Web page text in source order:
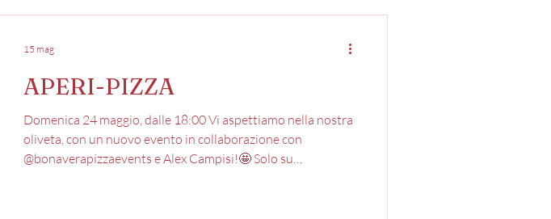
APERI-PIZZA
Domenica 24 maggio, dalle 18:00 Vi aspettiamo nella nostra
oliveta, con un nuovo evento in collaborazione con
@bonaverapizzaevents e Alex Campisi!🤩 Solo su
15 mag